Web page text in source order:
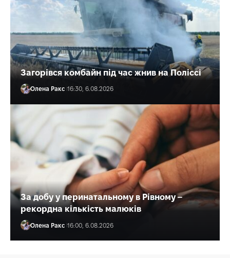
Загорівся комбайн під час жнив на Поліссі
Олена Ракс 16:30, 6.08.2026
За добу у перинатальному в Рівному –
рекордна кількість малюків
Олена Ракс 16:00, 6.08.2026